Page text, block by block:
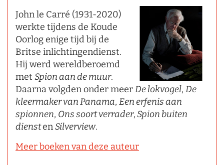
John le Carré (1931-2020)
werkte tijdens de Koude
Oorlog enige tijd bij de
Britse inlichtingendienst.
Hij werd wereldberoemd
met Spion aan de muur.
Daarna volgden onder meerDe lokvogel, De
kleermaker van Panama, Een erfenis aan
spionnen, Ons soort verrader,Spion buiten
dienstenSilverview.
Meer boeken van deze auteur